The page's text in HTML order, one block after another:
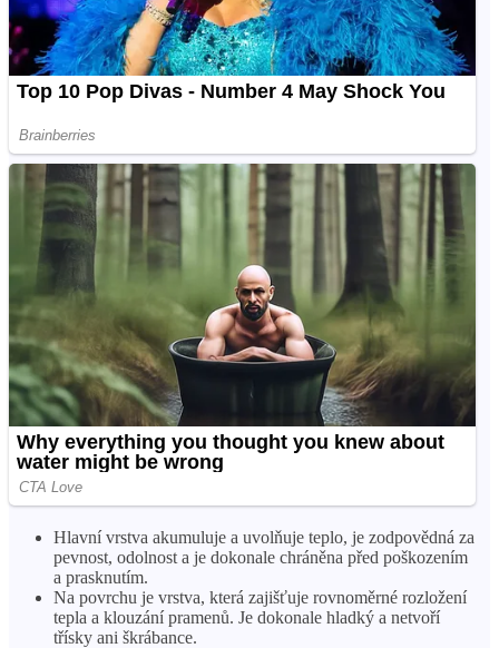
Hlavní vrstva akumuluje a uvolňuje teplo, je zodpovědná za
pevnost, odolnost a je dokonale chráněna před poškozením
a prasknutím.
Na povrchu je vrstva, která zajišťuje rovnoměrné rozložení
tepla a klouzání pramenů. Je dokonale hladký a netvoří
třísky ani škrábance.